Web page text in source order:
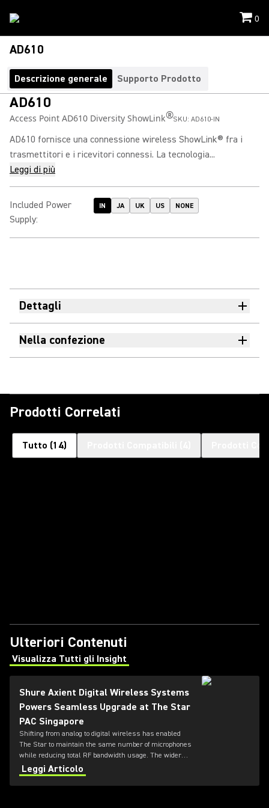
0
AD610
Descrizione generale Supporto Prodotto
AD610
Access Point AD610 Diversity ShowLink®SKU: AD610-IN
AD610 fornisce una connessione wireless ShowLink® fra i
trasmettitori e i ricevitori connessi. La tecnologia...
Leggi di più
Included Power
Supply:
IN JA UK US NONE
Dettagli
Nella confezione
Prodotti Correlati
Tutto (14)
Ulteriori Contenuti
Visualizza Tutti gli Insight
(Opens in a new tab)
Shure Axient Digital Wireless Systems
Powers Seamless Upgrade at The Star
PAC Singapore
Shifting from analog to digital wireless has enabled
The Star to maintain the same number of microphones
while reducing total RF bandwidth usage. The wider
tuning range of the ADX series also allows more
microphones to be deployed simultaneously — offering
greater flexibility for future productions.
Leggi Articolo